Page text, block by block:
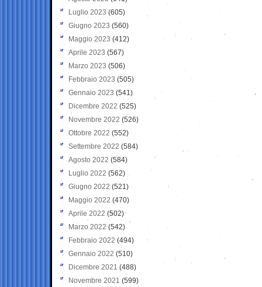
Luglio 2023 (605)
Giugno 2023 (560)
Maggio 2023 (412)
Aprile 2023 (567)
Marzo 2023 (506)
Febbraio 2023 (505)
Gennaio 2023 (541)
Dicembre 2022 (525)
Novembre 2022 (526)
Ottobre 2022 (552)
Settembre 2022 (584)
Agosto 2022 (584)
Luglio 2022 (562)
Giugno 2022 (521)
Maggio 2022 (470)
Aprile 2022 (502)
Marzo 2022 (542)
Febbraio 2022 (494)
Gennaio 2022 (510)
Dicembre 2021 (488)
Novembre 2021 (599)